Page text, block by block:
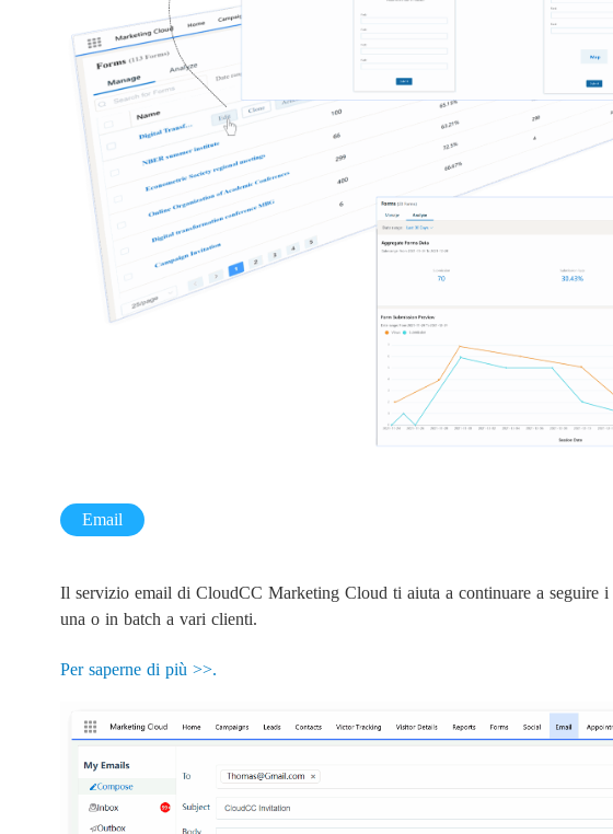
Email
Il servizio email di CloudCC Marketing Cloud ti aiuta a continuare a seguire
una o in batch a vari clienti.
Per saperne di più >>.